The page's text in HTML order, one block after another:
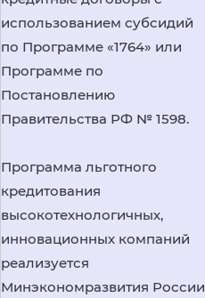
использованием субсидий
по Программе «1764» или
Программе по
Постановлению
Правительства РФ № 1598.
Программа льготного
кредитования
высокотехнологичных,
инновационных компаний
реализуется
Минэкономразвития России